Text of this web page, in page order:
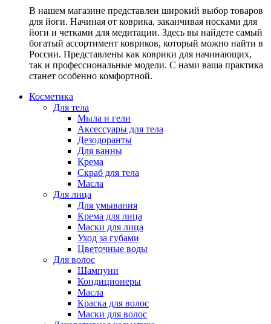
В нашем магазине представлен широкий выбор товаров
для йоги. Начиная от коврика, заканчивая носками для
йоги и четками для медитации. Здесь вы найдете самый
богатый ассортимент ковриков, который можно найти в
России. Представлены как коврики для начинающих,
так и профессиональные модели. С нами ваша практика
станет особенно комфортной.
Косметика
Для тела
Мыла и гели
Аксессуары для тела
Дезодоранты
Для ванны
Крема
Скраб для тела
Масла
Для лица
Для умывания
Крема для лица
Маски для лица
Уход за губами
Цветочные воды
Для волос
Шампуни
Кондиционеры
Масла
Краска для волос
Маски для волос